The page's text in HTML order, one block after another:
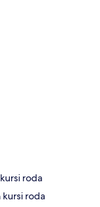
roda
kursi roda